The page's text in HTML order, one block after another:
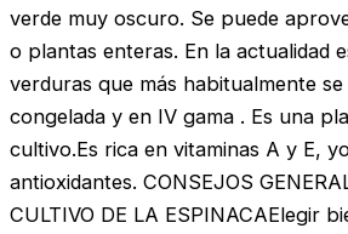
verde muy oscuro. Se puede
o plantas enteras. En la actualidad
verduras que más habitualmente
congelada y en IV gama . Es una
cultivo.Es rica en vitaminas A y E,
antioxidantes. CONSEJOS
CULTIVO DE LA ESPINACAElegir